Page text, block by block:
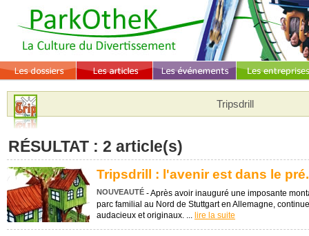
Tripsdrill
RÉSULTAT : 2 article(s)
Tripsdrill : l'avenir est dans le pré.
NOUVEAUTÉ - Après avoir inauguré une imposante
parc familial au Nord de Stuttgart en Allemagne,
audacieux et originaux. ... lire la suite